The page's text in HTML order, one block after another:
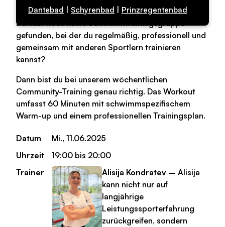
Dantebad
Schyrenbad Prinzregentenbad
Du hast noch keine Schwimmtrainingsgruppe
gefunden, bei der du regelmäßig, professionell und
gemeinsam mit anderen Sportlern trainieren
kannst?
Dann bist du bei unserem wöchentlichen
Community-Training genau richtig. Das Workout
umfasst 60 Minuten mit schwimmspezifischem
Warm-up und einem professionellen Trainingsplan.
Datum
Mi., 11.06.2025
Uhrzeit
19:00 bis 20:00
Trainer
Alisija Kondratev – Alisija
kann nicht nur auf
langjährige
Leistungssporterfahrung
zurückgreifen, sondern